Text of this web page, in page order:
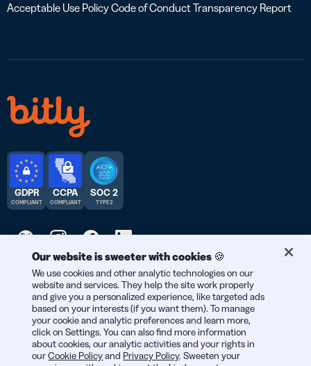
Acceptable Use PolicyCode of ConductTransparency Report
© 2026 Bitly | Handmade in New York City, Berlin, and all over
the world.
GDPR
COMPLIANT
CCPA
COMPLIANT
SOC 2
TYPE 2
Our website is sweeter with cookies 🍪
We use cookies and other analytic technologies on our
website and services. They help the site work properly
and give you a personalized experience, like targeted ads
based on your interests (if you want them). To manage
your cookie and analytic preferences and learn more,
click on Settings. You can also find more information
about cookies, our analytic activities and your rights in
ourCookie Policyand Privacy Policy. Sweeten your